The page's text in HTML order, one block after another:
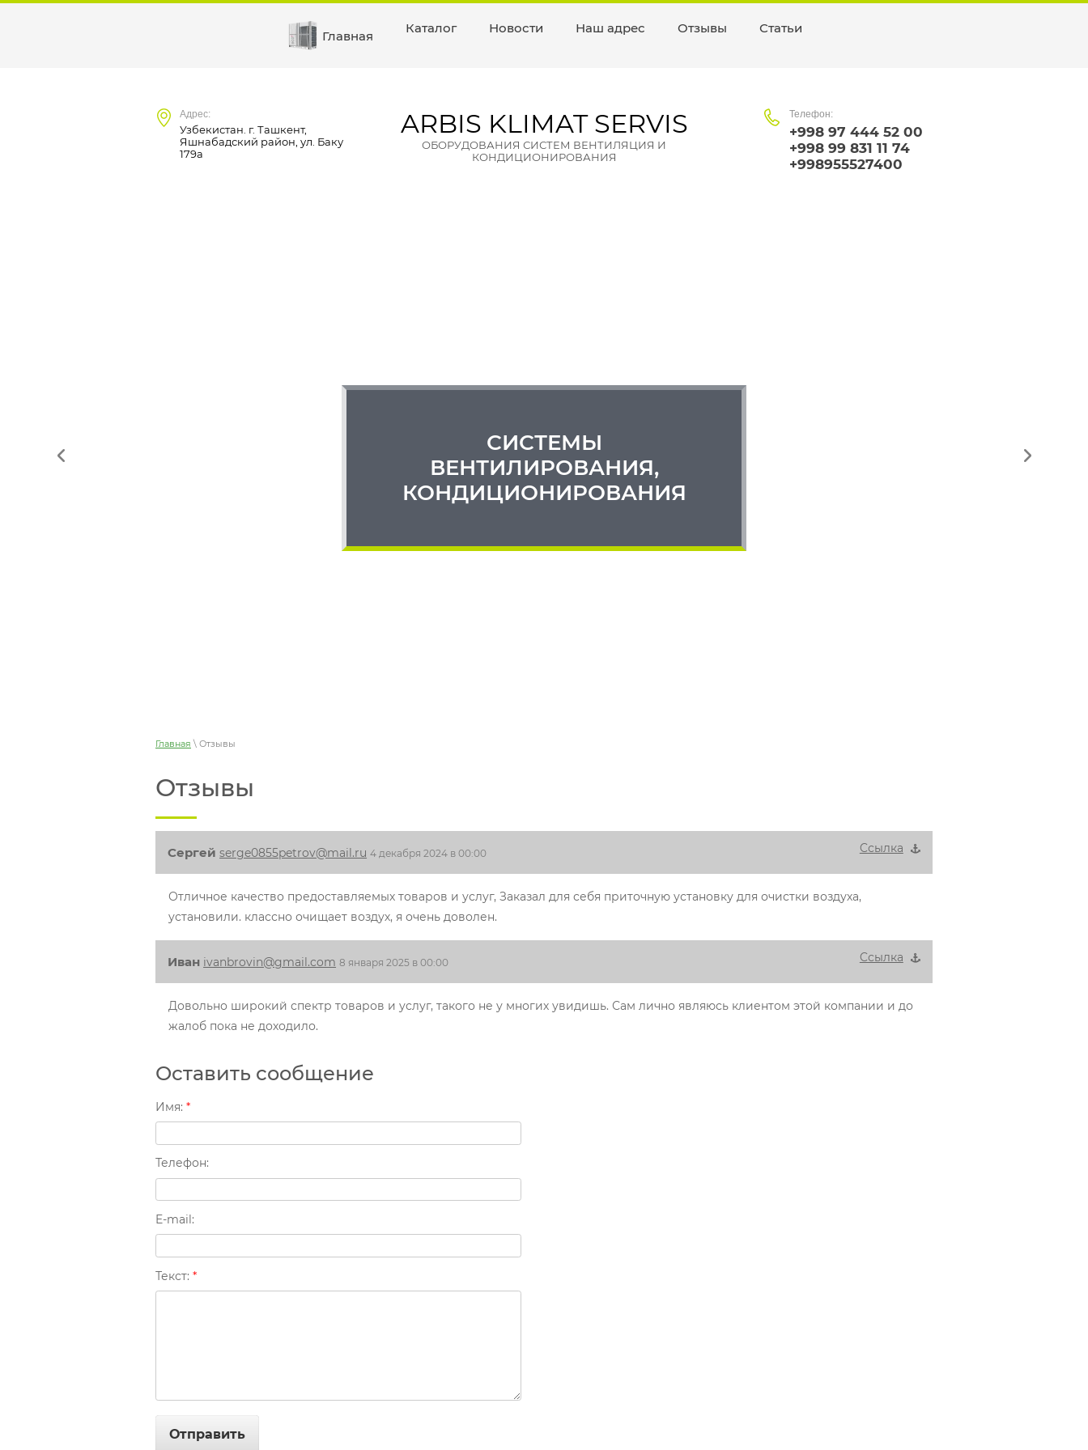
Главная Каталог Новости Наш адрес Отзывы Статьи
Адрес:
Узбекистан. г. Ташкент,
Яшнабадский район, ул. Баку
179а
ARBIS KLIMAT SERVIS
ОБОРУДОВАНИЯ СИСТЕМ ВЕНТИЛЯЦИЯ И
КОНДИЦИОНИРОВАНИЯ
Телефон:
+998 97 444 52 00
+998 99 831 11 74
+998955527400
СИСТЕМЫ ВЕНТИЛЯЦИИ
И КОНДИЦИОНИРОВАНИЯ
СИСТЕМЫ
ВЕНТИЛИРОВАНИЯ,
КОНДИЦИОНИРОВАНИЯ
Главная \ Отзывы
Отзывы
Сергей serge0855petrov@mail.ru 4 декабря 2024 в 00:00 Cсылка
Отличное качество предоставляемых товаров и услуг, Заказал для себя приточную установку для очистки воздуха,
установили. классно очищает воздух, я очень доволен.
Иван ivanbrovin@gmail.com 8 января 2025 в 00:00 Cсылка
Довольно широкий спектр товаров и услуг, такого не у многих увидишь. Сам лично являюсь клиентом этой компании и до
жалоб пока не доходило.
Оставить сообщение
Имя: *
Телефон:
E-mail:
Текст: *
Отправить